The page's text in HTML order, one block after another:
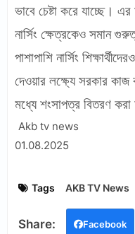
ভাবে চেষ্টা করে যাচ্ছে।
নার্সিং ক্ষেত্রকেও সমান
পাশাপাশি নার্সিং
দেওয়ার লক্ষ্যে সরকার কাজ
মধ্যে শংসাপত্র বিতরণ
Akb tv news
01.08.2025
Tags AKB TV News
Facebook